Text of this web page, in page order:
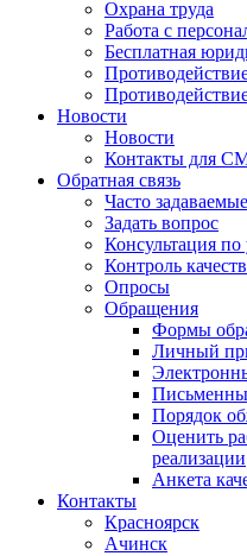
Охрана труда
Работа с
Бесплатная
Новости
Новости
Контакты для
Обратная связь
Часто
Задать вопрос
Консультация по
Контроль
Опросы
Обращения
Формы
Личный
Порядок
Оценить
реализации
Анкета
Контакты
Красноярск
Ачинск